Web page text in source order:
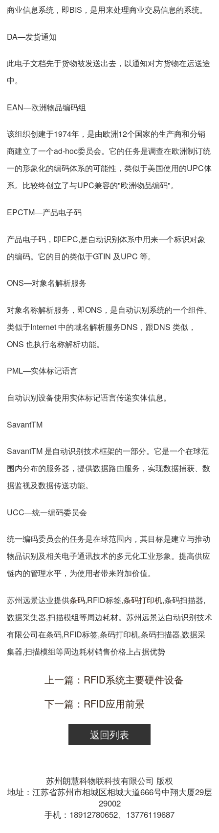
商业信息系统，即BIS，是用来处理商业交易信息的系统。
DA—发货通知
此电子文档先于货物被发送出去，以通知对方货物在运送途
中。
EAN—欧洲物品编码组
该组织创建于1974年，是由欧洲12个国家的生产商和分销
商建立了一个ad-hoc委员会。它的任务是调查在欧洲制订统
一的形象化的编码体系的可能性，类似于美国使用的UPC体
系。比较终创立了与UPC兼容的"欧洲物品编码"。
EPCTM—产品电子码
产品电子码，即EPC,是自动识别体系中用来一个标识对象
的编码。它的目的类似于GTIN 及UPC 等。
ONS—对象名解析服务
对象名称解析服务，即ONS，是自动识别系统的一个组件。
类似于Internet 中的域名解析服务DNS，跟DNS 类似，
ONS 也执行名称解析功能。
PML—实体标记语言
自动识别设备使用实体标记语言传递实体信息。
SavantTM
SavantTM 是自动识别技术框架的一部分。它是一个在球范
围内分布的服务器，提供数据路由服务，实现数据捕获、数
据监视及数据传送功能。
UCC—统一编码委员会
统一编码委员会的任务是在球范围内，其目标是建立与推动
物品识别及相关电子通讯技术的多元化工业形象。提高供应
链内的管理水平，为使用者带来附加价值。
苏州远景达业提供条码,RFID标签,条码打印机,条码扫描器,
数据采集器,扫描模组等周边耗材。苏州远景达自动识别技术
有限公司在条码,RFID标签,条码打印机,条码扫描器,数据采
集器,扫描模组等周边耗材销售价格上占据优势
上一篇：RFID系统主要硬件设备
下一篇：RFID应用前景
返回列表
苏州朗慧科物联科技有限公司 版权
地址：江苏省苏州市相城区相城大道666号中翔大厦29层
29002
手机：18912780652、13776119687